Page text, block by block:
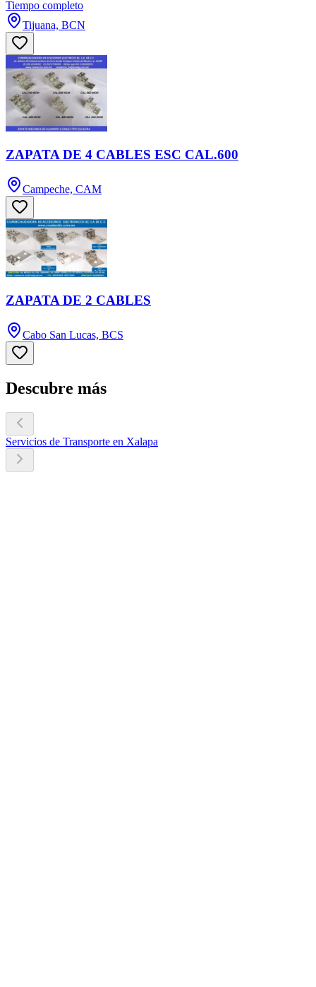
Tiempo completo
Tijuana, BCN
ZAPATA DE 4 CABLES ESC CAL.600
Campeche, CAM
ZAPATA DE 2 CABLES
Cabo San Lucas, BCS
Descubre más
Servicios de Transporte en Xalapa